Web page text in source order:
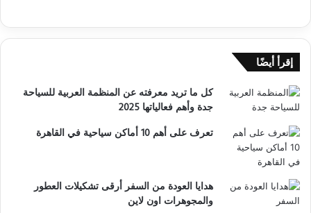
إقرأ أيضًا
كل ما تريد معرفته عن المنظمة العربية للسياحة
جدة وأهم فعالياتها 2025
تعرف على أهم 10 أماكن سياحية في القاهرة
هدايا العودة من السفر أرقى تشكيلات العطور
والمجوهرات اون لاين